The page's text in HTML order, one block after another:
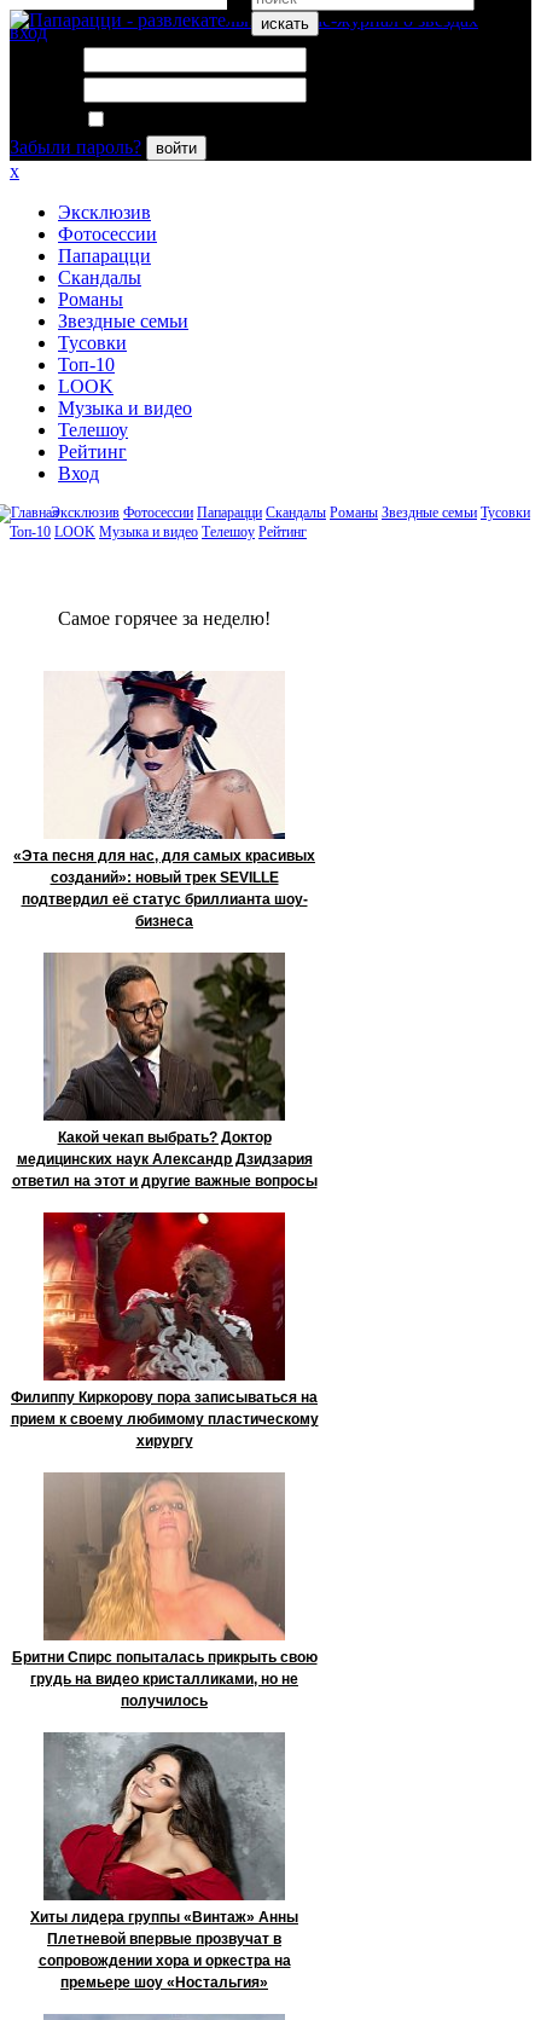
искать
вход
Забыли пароль?
войти
x
Эксклюзив
Фотосессии
Папарацци
Скандалы
Романы
Звездные семьи
Тусовки
Топ-10
LOOK
Музыка и видео
Телешоу
Рейтинг
Вход
Эксклюзив Фотосессии Папарацци Скандалы Романы Звездные семьи Тусовки
Топ-10 LOOK Музыка и видео Телешоу Рейтинг
Сaмое гoрячее за неделю!
«Эта песня для нас, для самых красивых
созданий»: новый трек SEVILLE
подтвердил её статус бриллианта шоу-
бизнеса
Какой чекап выбрать? Доктор
медицинских наук Александр Дзидзария
ответил на этот и другие важные вопросы
Филиппу Киркорову пора записываться на
прием к своему любимому пластическому
хирургу
Бритни Спирс попыталась прикрыть свою
грудь на видео кристалликами, но не
получилось
Хиты лидера группы «Винтаж» Анны
Плетневой впервые прозвучат в
сопровождении хора и оркестра на
премьере шоу «Ностальгия»